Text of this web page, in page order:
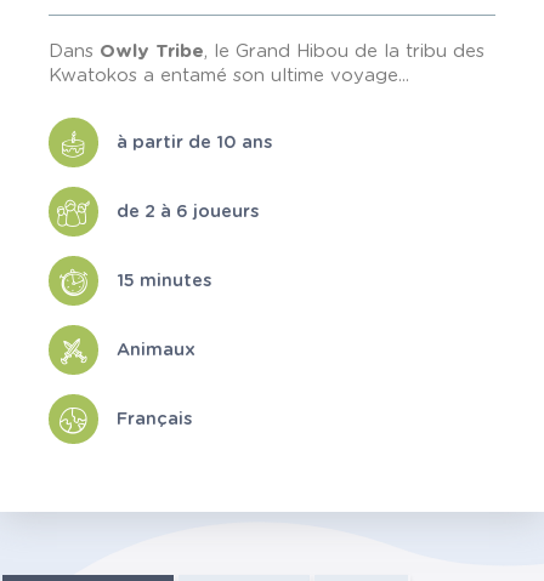
Dans Owly Tribe, le Grand Hibou de la tribu des
Kwatokos a entamé son ultime voyage...
à partir de 10 ans
de 2 à 6 joueurs
15 minutes
Animaux
Français